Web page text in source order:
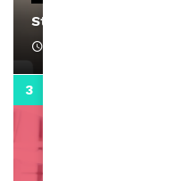
Stacy passe un message